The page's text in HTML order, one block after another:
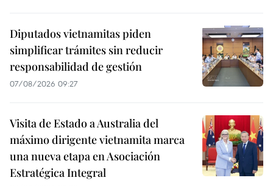
Diputados vietnamitas piden
simplificar trámites sin reducir
responsabilidad de gestión
07/08/2026 09:27
Visita de Estado a Australia del
máximo dirigente vietnamita marca
una nueva etapa en Asociación
Estratégica Integral